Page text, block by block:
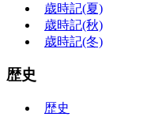
歳時記(夏)
歳時記(秋)
歳時記(冬)
歴史
歴史